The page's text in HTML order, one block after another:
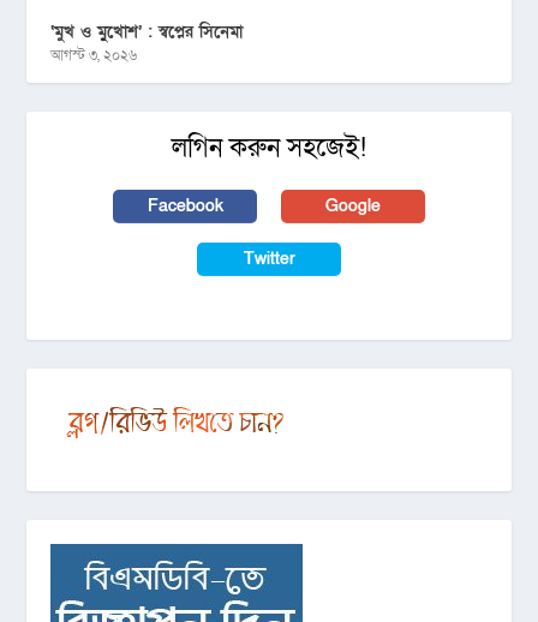
‘মুখ ও মু্খোশ’ : স্বপ্নের সিনেমা
আগস্ট ৩, ২০২৬
লগিন করুন সহজেই!
Facebook Google
Twitter